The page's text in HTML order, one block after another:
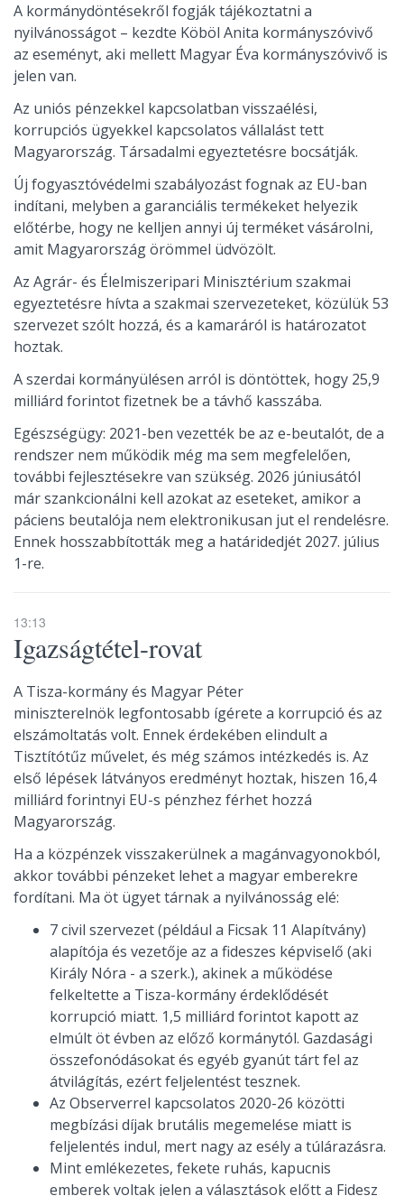
A kormánydöntésekről fogják tájékoztatni a
nyilvánosságot – kezdte Köböl Anita kormányszóvivő
az eseményt, aki mellett Magyar Éva kormányszóvivő is
jelen van.
Az uniós pénzekkel kapcsolatban visszaélési,
korrupciós ügyekkel kapcsolatos vállalást tett
Magyarország. Társadalmi egyeztetésre bocsátják.
Új fogyasztóvédelmi szabályozást fognak az EU-ban
indítani, melyben a garanciális termékeket helyezik
előtérbe, hogy ne kelljen annyi új terméket vásárolni,
amit Magyarország örömmel üdvözölt.
Az Agrár- és Élelmiszeripari Minisztérium szakmai
egyeztetésre hívta a szakmai szervezeteket, közülük 53
szervezet szólt hozzá, és a kamaráról is határozatot
hoztak.
A szerdai kormányülésen arról is döntöttek, hogy 25,9
milliárd forintot fizetnek be a távhő kasszába.
Egészségügy: 2021-ben vezették be az e-beutalót, de a
rendszer nem működik még ma sem megfelelően,
további fejlesztésekre van szükség. 2026 júniusától
már szankcionálni kell azokat az eseteket, amikor a
páciens beutalója nem elektronikusan jut el rendelésre.
Ennek hosszabbították meg a határidedjét 2027. július
1-re.
13:13
Igazságtétel-rovat
A Tisza-kormány és Magyar Péter
miniszterelnök legfontosabb ígérete a korrupció és az
elszámoltatás volt. Ennek érdekében elindult a
Tisztítótűz művelet, és még számos intézkedés is. Az
első lépések látványos eredményt hoztak, hiszen 16,4
milliárd forintnyi EU-s pénzhez férhet hozzá
Magyarország.
Ha a közpénzek visszakerülnek a magánvagyonokból,
akkor további pénzeket lehet a magyar emberekre
fordítani. Ma öt ügyet tárnak a nyilvánosság elé:
7 civil szervezet (például a Ficsak 11 Alapítvány)
alapítója és vezetője az a fideszes képviselő (aki
Király Nóra - a szerk.), akinek a működése
felkeltette a Tisza-kormány érdeklődését
korrupció miatt. 1,5 milliárd forintot kapott az
elmúlt öt évben az előző kormánytól. Gazdasági
összefonódásokat és egyéb gyanút tárt fel az
átvilágítás, ezért feljelentést tesznek.
Az Observerrel kapcsolatos 2020-26 közötti
megbízási díjak brutális megemelése miatt is
feljelentés indul, mert nagy az esély a túlárazásra.
Mint emlékezetes, fekete ruhás, kapucnis
emberek voltak jelen a választások előtt a Fidesz